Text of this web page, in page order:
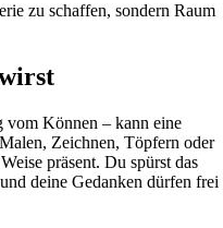
zu schaffen, sondern Raum
vom Können – kann eine
Zeichnen, Töpfern oder
präsent. Du spürst das
deine Gedanken dürfen frei